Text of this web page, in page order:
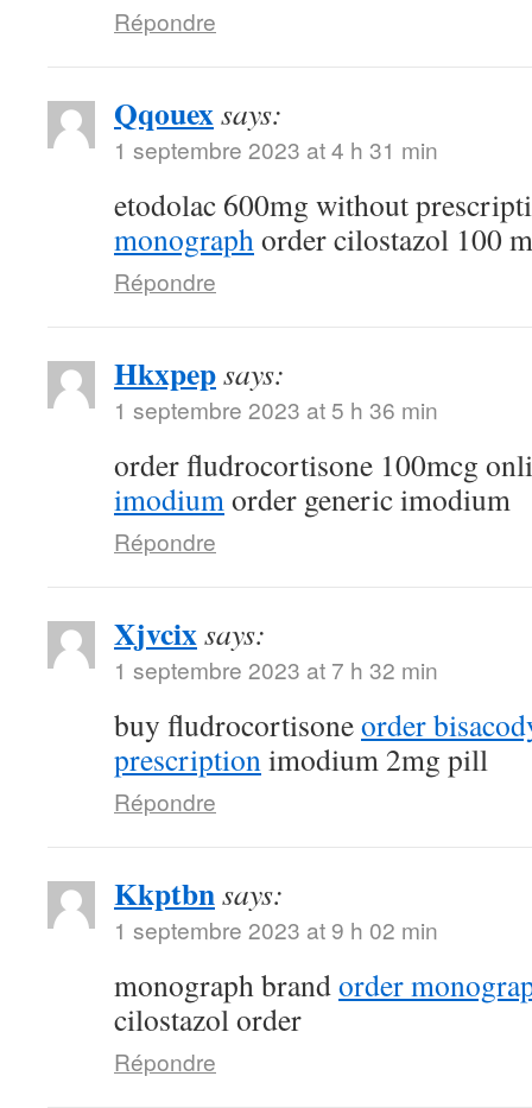
Répondre
Qqouexsays:
1 septembre 2023 at 4 h 31 min
etodolac 600mg without
monographorder cilostazol 100
Répondre
Hkxpepsays:
1 septembre 2023 at 5 h 36 min
order fludrocortisone 100mcg
imodiumorder generic imodium
Répondre
Xjvcixsays:
1 septembre 2023 at 7 h 32 min
buy fludrocortisoneorder
prescriptionimodium 2mg pill
Répondre
Kkptbnsays:
1 septembre 2023 at 9 h 02 min
monograph brandorder
cilostazol order
Répondre